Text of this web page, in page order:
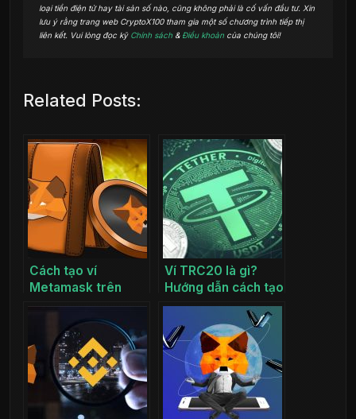
loại tiền điện tử hay tài sản số nào, cũng không phải là cố vấn đầu tư. Xin
lưu ý rằng trang web CryptoX100 tham gia một số chương trình tiếp thị
liên kết. Vui lòng đọc kỹ Chính sách & Điều khoản của chúng tôi!
Related Posts:
Cách tạo ví
Metamask trên
điện thoại đơn giản
Ví TRC20 là gì?
Hướng dẫn cách tạo
ví lưu trữ USDT
TRC20 chi tiết từ
A-Z